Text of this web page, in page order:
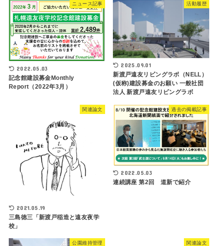
ニュース記事
2022.05.03
記念館建設募金Monthly
Report（2022年3月）
活動履歴
2025.09.01
新渡戸遠友リビングラボ（NELL）
(仮称)建設募金のお願い 一般社団
法人 新渡戸遠友リビングラボ
関連論文
2021.05.19
三島徳三「新渡戸稲造と遠友夜学
校」
過去の掲載記事
2022.05.03
連続講座 第2回 道新で紹介
公園維持管理 関連論文